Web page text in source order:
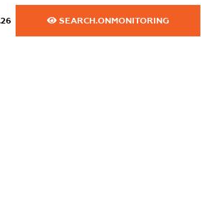
SEARCH.ONMONITORING